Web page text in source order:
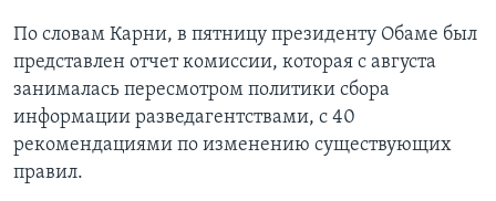
По словам Карни, в пятницу президенту Обаме был
представлен отчет комиссии, которая с августа
занималась пересмотром политики сбора
информации разведагентствами, с 40
рекомендациями по изменению существующих
правил.